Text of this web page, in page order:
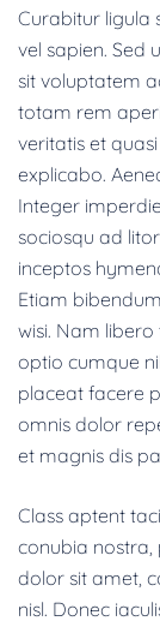
Curabitur ligula
vel sapien. Sed
sit voluptatem
totam rem
veritatis et
explicabo.
Integer
sociosqu ad
inceptos
Etiam
wisi. Nam
optio cumque
placeat facere
omnis dolor
et magnis dis
Class aptent
conubia nostra,
dolor sit amet,
nisl. Donec